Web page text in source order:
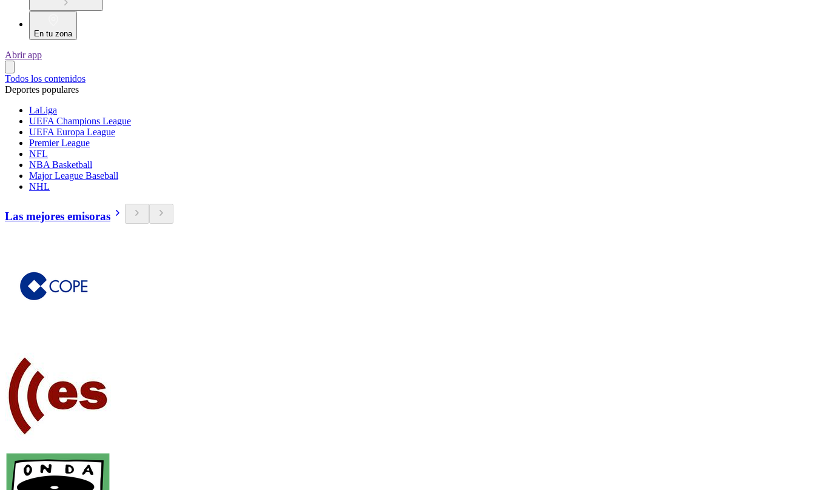
En tu zona
Abrir app
Todos los contenidos
Deportes populares
LaLiga
UEFA Champions League
UEFA Europa League
Premier League
NFL
NBA Basketball
Major League Baseball
NHL
Las mejores emisoras